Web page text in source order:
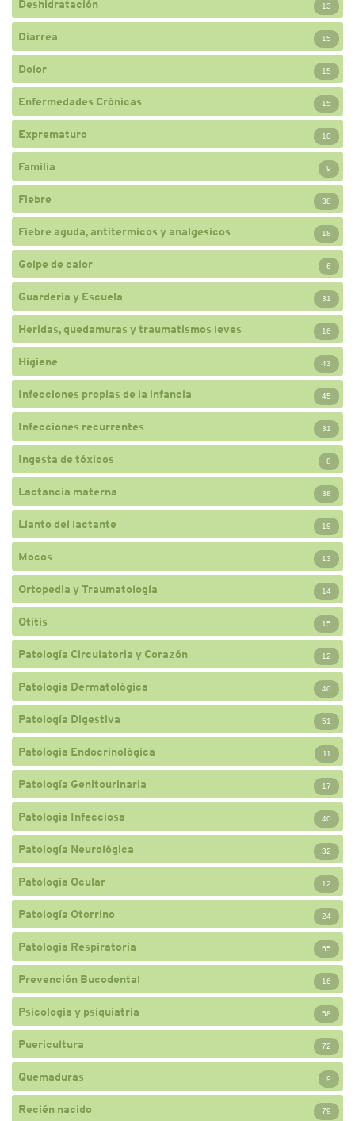
Deshidratación 13
Diarrea 15
Dolor 15
Enfermedades Crónicas 15
Exprematuro 10
Familia 9
Fiebre 38
Fiebre aguda, antitermicos y analgesicos 18
Golpe de calor 6
Guardería y Escuela 31
Heridas, quedamuras y traumatismos leves 16
Higiene 43
Infecciones propias de la infancia 45
Infecciones recurrentes 31
Ingesta de tóxicos 8
Lactancia materna 38
Llanto del lactante 19
Mocos 13
Ortopedia y Traumatología 14
Otitis 15
Patología Circulatoria y Corazón 12
Patología Dermatológica 40
Patología Digestiva 51
Patología Endocrinológica 11
Patología Genitourinaria 17
Patología Infecciosa 40
Patología Neurológica 32
Patología Ocular 12
Patología Otorrino 24
Patología Respiratoria 55
Prevención Bucodental 16
Psicología y psiquiatría 58
Puericultura 72
Quemaduras 9
Recién nacido 79